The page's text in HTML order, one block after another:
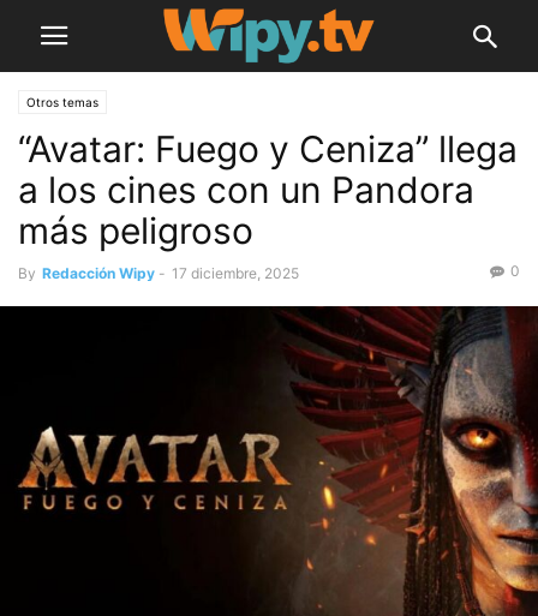
Otros temas
“Avatar: Fuego y Ceniza” llega
a los cines con un Pandora
más peligroso
By Redacción Wipy - 17 diciembre, 2025 0